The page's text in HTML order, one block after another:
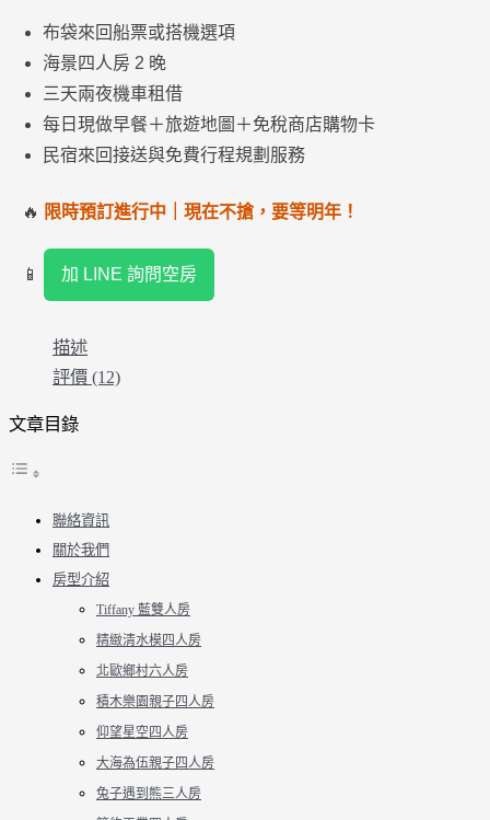
布袋來回船票或搭機選項
海景四人房 2 晚
三天兩夜機車租借
每日現做早餐＋旅遊地圖＋免稅商店購物卡
民宿來回接送與免費行程規劃服務
🔥 限時預訂進行中｜現在不搶，要等明年！
📱 加 LINE 詢問空房
描述
評價 (12)
文章目錄
聯絡資訊
關於我們
房型介紹
Tiffany 藍雙人房
精緻清水模四人房
北歐鄉村六人房
積木樂園親子四人房
仰望星空四人房
大海為伍親子四人房
兔子遇到熊三人房